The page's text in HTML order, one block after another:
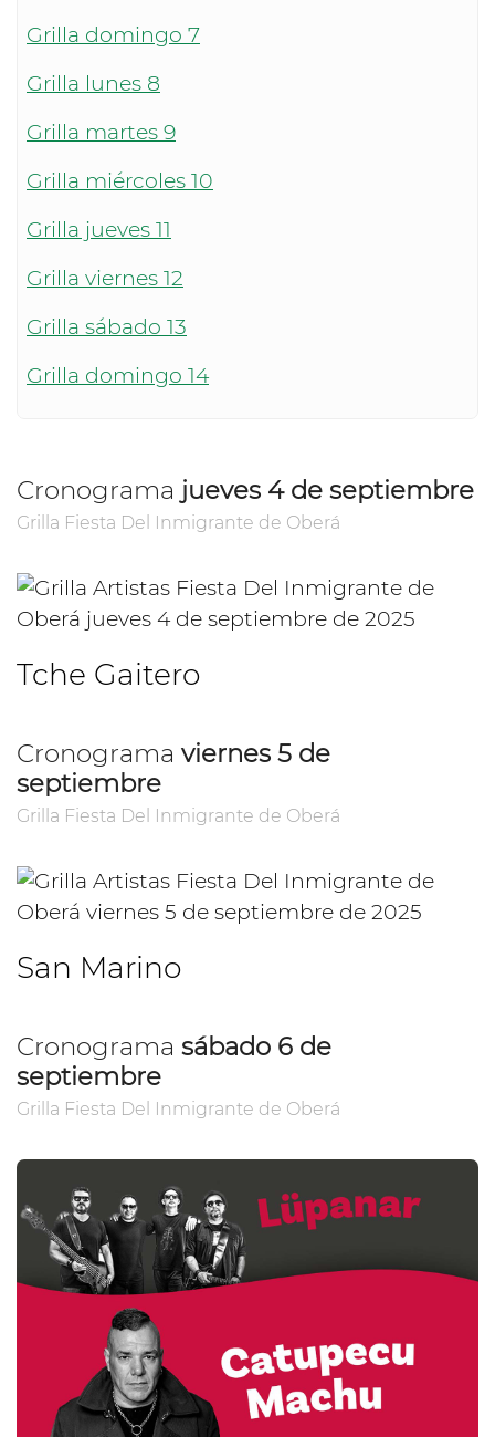
Grilla domingo 7
Grilla lunes 8
Grilla martes 9
Grilla miércoles 10
Grilla jueves 11
Grilla viernes 12
Grilla sábado 13
Grilla domingo 14
Cronograma jueves 4 de septiembre
Grilla Fiesta Del Inmigrante de Oberá
Tche Gaitero
Cronograma viernes 5 de
septiembre
Grilla Fiesta Del Inmigrante de Oberá
San Marino
Cronograma sábado 6 de
septiembre
Grilla Fiesta Del Inmigrante de Oberá